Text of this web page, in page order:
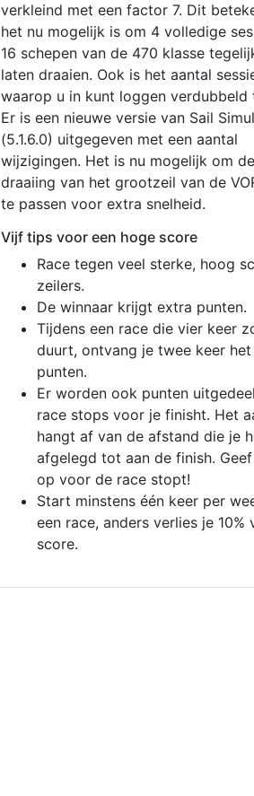
verkleind met een factor 7. Dit
het nu mogelijk is om 4 volledige
16 schepen van de 470 klasse
laten draaien. Ook is het aantal
waarop u in kunt loggen verdubbeld
Er is een nieuwe versie van Sail
(5.1.6.0) uitgegeven met een aantal
wijzigingen. Het is nu mogelijk om de
draaiing van het grootzeil van de
te passen voor extra snelheid.
Vijf tips voor een hoge score
Race tegen veel sterke, hoog
zeilers.
De winnaar krijgt extra punten.
Tijdens een race die vier keer
duurt, ontvang je twee keer
punten.
Er worden ook punten
race stops voor je finisht. Het
hangt af van de afstand die je
afgelegd tot aan de finish.
op voor de race stopt!
Start minstens één keer per
een race, anders verlies je 10%
score.